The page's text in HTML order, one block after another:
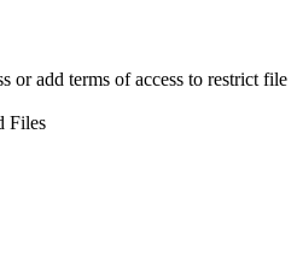
or add terms of access to restrict file
Files